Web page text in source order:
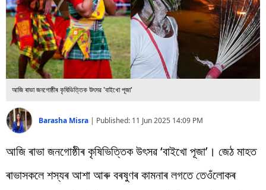
প্ৰযুক্তি
Videos
আজি ৰাভা জনগোষ্ঠীৰ কৃষিভিত্তিক উৎসৱ 'বাইখো পূজা'
Barasha Misra | Published: 11 Jun 2025 14:09 PM
আজি ৰাভা জনগোষ্ঠীৰ কৃষিভিত্তিক উৎসৱ ‘বাইখো পূজা’। জেঠ মাহত
ৰাভাসকলে শস্যৰ আশা আৰু বৰষুণৰ কামনাৰ লগতে তেওঁলোকৰ